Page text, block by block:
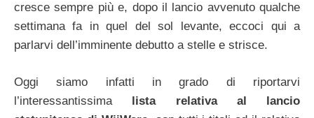
cresce sempre più e, dopo il lancio avvenuto qualche
settimana fa in quel del sol levante, eccoci qui a
parlarvi dell’imminente debutto a stelle e strisce.
Oggi siamo infatti in grado di riportarvi
l’interessantissima lista relativa al lancio